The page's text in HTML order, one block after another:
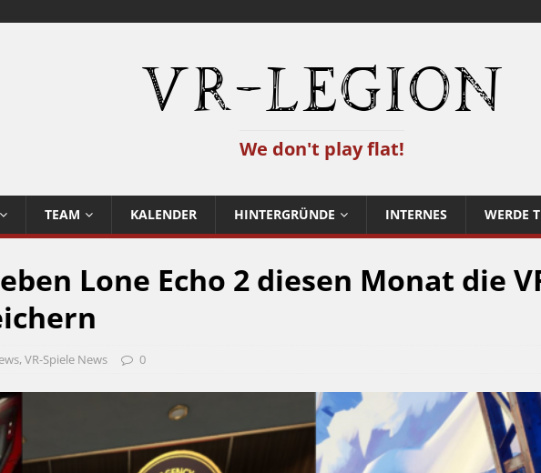
VR-Legion
We don't play flat!
TEAM KALENDER HINTERGRÜNDE INTERNES WERDE
Lone Echo 2 diesen Monat die
,VR-Spiele News 0